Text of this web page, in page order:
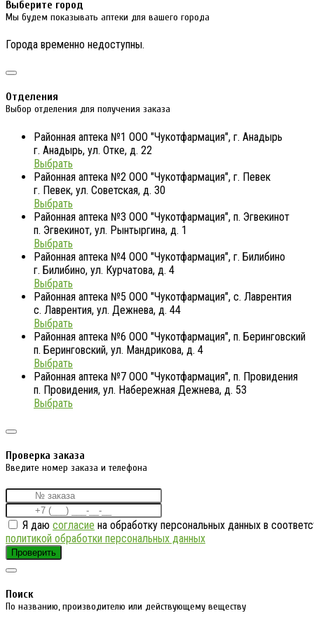
Выберите город
Мы будем показывать аптеки для вашего города
Города временно недоступны.
Отделения
Выбор отделения для получения заказа
Районная аптека №1 ООО "Чукотфармация", г. Анадырь
г. Анадырь, ул. Отке, д. 22
Выбрать
Районная аптека №2 ООО "Чукотфармация", г. Певек
г. Певек, ул. Советская, д. 30
Выбрать
Районная аптека №3 ООО "Чукотфармация", п. Эгвекинот
п. Эгвекинот, ул. Рынтыргина, д. 1
Выбрать
Районная аптека №4 ООО "Чукотфармация", г. Билибино
г. Билибино, ул. Курчатова, д. 4
Выбрать
Районная аптека №5 ООО "Чукотфармация", с. Лаврентия
с. Лаврентия, ул. Дежнева, д. 44
Выбрать
Районная аптека №6 ООО "Чукотфармация", п. Беринговский
п. Беринговский, ул. Мандрикова, д. 4
Выбрать
Районная аптека №7 ООО "Чукотфармация", п. Провидения
п. Провидения, ул. Набережная Дежнева, д. 53
Выбрать
Проверка заказа
Введите номер заказа и телефона
Я даю согласие на обработку персональных данных в
политикой обработки персональных данных
Проверить
Поиск
По названию, производителю или действующему веществу